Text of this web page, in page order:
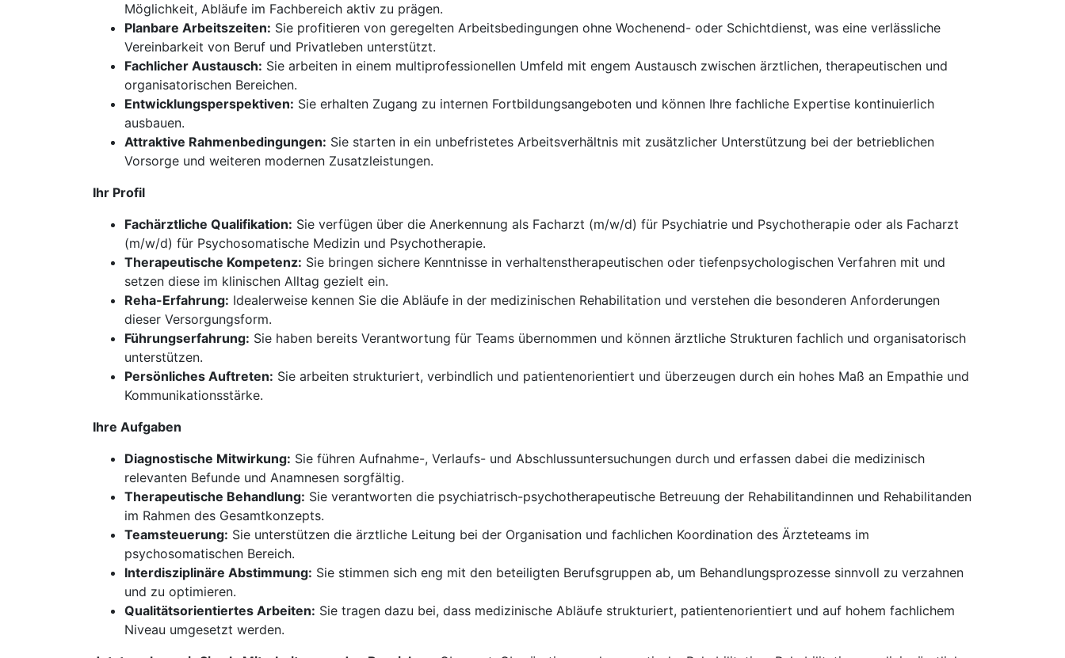
Möglichkeit, Abläufe im Fachbereich aktiv zu prägen.
Planbare Arbeitszeiten: Sie profitieren von geregelten Arbeitsbedingungen ohne Wochenend- oder Schichtdienst, was eine verlässliche
Vereinbarkeit von Beruf und Privatleben unterstützt.
Fachlicher Austausch: Sie arbeiten in einem multiprofessionellen Umfeld mit engem Austausch zwischen ärztlichen, therapeutischen und
organisatorischen Bereichen.
Entwicklungsperspektiven: Sie erhalten Zugang zu internen Fortbildungsangeboten und können Ihre fachliche Expertise kontinuierlich
ausbauen.
Attraktive Rahmenbedingungen: Sie starten in ein unbefristetes Arbeitsverhältnis mit zusätzlicher Unterstützung bei der betrieblichen
Vorsorge und weiteren modernen Zusatzleistungen.
Ihr Profil
Fachärztliche Qualifikation: Sie verfügen über die Anerkennung als Facharzt (m/w/d) für Psychiatrie und Psychotherapie oder als Facharzt
(m/w/d) für Psychosomatische Medizin und Psychotherapie.
Therapeutische Kompetenz: Sie bringen sichere Kenntnisse in verhaltenstherapeutischen oder tiefenpsychologischen Verfahren mit und
setzen diese im klinischen Alltag gezielt ein.
Reha-Erfahrung: Idealerweise kennen Sie die Abläufe in der medizinischen Rehabilitation und verstehen die besonderen Anforderungen
dieser Versorgungsform.
Führungserfahrung: Sie haben bereits Verantwortung für Teams übernommen und können ärztliche Strukturen fachlich und organisatorisch
unterstützen.
Persönliches Auftreten: Sie arbeiten strukturiert, verbindlich und patientenorientiert und überzeugen durch ein hohes Maß an Empathie und
Kommunikationsstärke.
Ihre Aufgaben
Diagnostische Mitwirkung: Sie führen Aufnahme-, Verlaufs- und Abschlussuntersuchungen durch und erfassen dabei die medizinisch
relevanten Befunde und Anamnesen sorgfältig.
Therapeutische Behandlung: Sie verantworten die psychiatrisch-psychotherapeutische Betreuung der Rehabilitandinnen und Rehabilitanden
im Rahmen des Gesamtkonzepts.
Teamsteuerung: Sie unterstützen die ärztliche Leitung bei der Organisation und fachlichen Koordination des Ärzteteams im
psychosomatischen Bereich.
Interdisziplinäre Abstimmung: Sie stimmen sich eng mit den beteiligten Berufsgruppen ab, um Behandlungsprozesse sinnvoll zu verzahnen
und zu optimieren.
Qualitätsorientiertes Arbeiten: Sie tragen dazu bei, dass medizinische Abläufe strukturiert, patientenorientiert und auf hohem fachlichem
Niveau umgesetzt werden.